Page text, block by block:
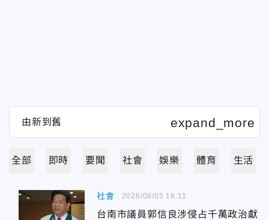
全部 即時 要聞 社會 娛樂 體育 生活
社會
台南市議員郭信良涉侵占千萬政治獻
2026/08/05 18:11